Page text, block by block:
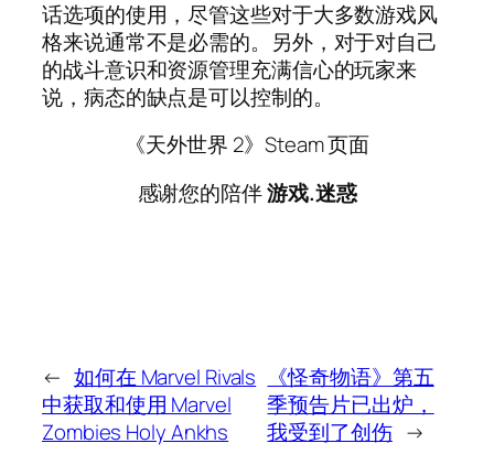
话选项的使用，尽管这些对于大多数游戏风
格来说通常不是必需的。另外，对于对自己
的战斗意识和资源管理充满信心的玩家来
说，病态的缺点是可以控制的。
《天外世界 2》Steam 页面
感谢您的陪伴游戏.迷惑
← 如何在 Marvel Rivals
中获取和使用 Marvel
Zombies Holy Ankhs
《怪奇物语》第五
季预告片已出炉，
我受到了创伤 →